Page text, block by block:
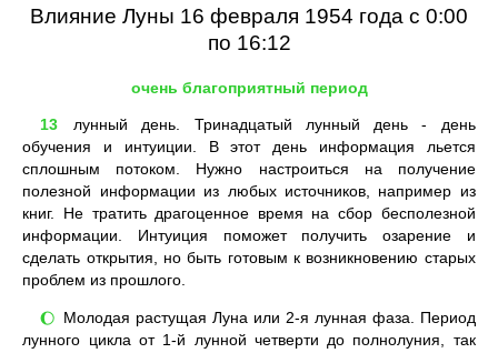
Влияние Луны 16 февраля 1954 года с 0:00
по 16:12
очень благоприятный период
13
лунный день. Тринадцатый лунный день - день
обучения и интуиции. В этот день информация льется
сплошным потоком. Нужно настроиться на получение
полезной информации из любых источников, например из
книг. Не тратить драгоценное время на сбор бесполезной
информации. Интуиция поможет получить озарение и
сделать открытия, но быть готовым к возникновению старых
проблем из прошлого.
🌔
Молодая растущая Луна или 2-я лунная фаза. Период
лунного цикла от 1-й лунной четверти до полнолуния, так